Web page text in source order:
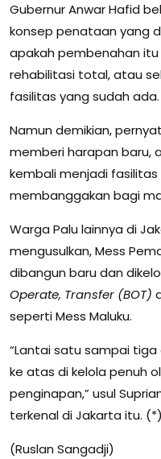
Gubernur Anwar Hafid
konsep penataan yang
apakah pembenahan
rehabilitasi total, atau
fasilitas yang sudah ada.
Namun demikian,
memberi harapan baru,
kembali menjadi
membanggakan bagi
Warga Palu lainnya di
mengusulkan, Mess
dibangun baru dan
Operate, Transfer (BOT)
seperti Mess Maluku.
“Lantai satu sampai
ke atas di kelola penuh
penginapan,” usul
terkenal di Jakarta itu. (*)
(Ruslan Sangadji)